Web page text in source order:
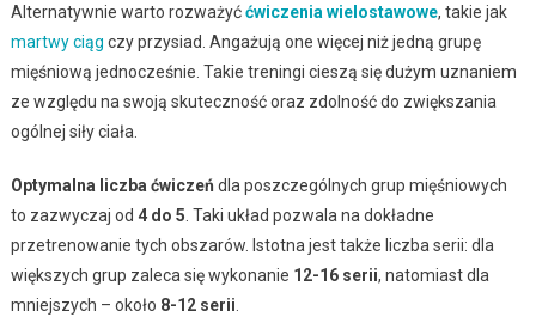
Alternatywnie warto rozważyććwiczenia wielostawowe, takie jak
martwy ciąg czy przysiad. Angażują one więcej niż jedną grupę
mięśniową jednocześnie. Takie treningi cieszą się dużym uznaniem
ze względu na swoją skuteczność oraz zdolność do zwiększania
ogólnej siły ciała.
Optymalna liczba ćwiczeń dla poszczególnych grup mięśniowych
to zazwyczaj od 4 do 5 . Taki układ pozwala na dokładne
przetrenowanie tych obszarów. Istotna jest także liczba serii: dla
większych grup zaleca się wykonanie 12-16 serii, natomiast dla
mniejszych – około 8-12 serii